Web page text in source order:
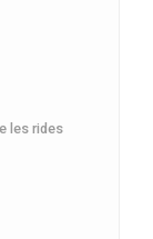
les rides